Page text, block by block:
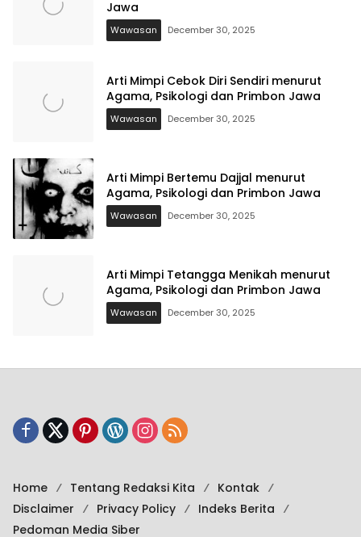
Jawa
Wawasan December 30, 2025
Arti Mimpi Cebok Diri Sendiri menurut
Agama, Psikologi dan Primbon Jawa
Wawasan December 30, 2025
Arti Mimpi Bertemu Dajjal menurut
Agama, Psikologi dan Primbon Jawa
Wawasan December 30, 2025
Arti Mimpi Tetangga Menikah menurut
Agama, Psikologi dan Primbon Jawa
Wawasan December 30, 2025
Home Tentang Redaksi Kita
Kontak
Disclaimer
Privacy Policy
Indeks Berita
Pedoman Media Siber